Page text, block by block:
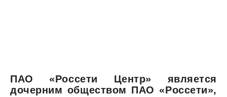
ПАО «Россети Центр» является
дочерним обществом ПАО «Россети»,